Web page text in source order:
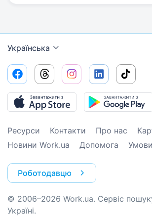
Українська
Ресурси Контакти Про нас
Новини Work.ua
Допомога
Роботодавцю
© 2006–2026 Work.ua. Сервіс
Україні.